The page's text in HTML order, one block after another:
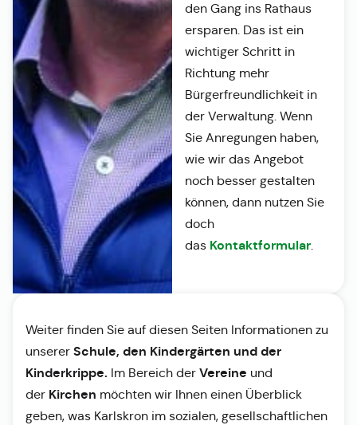
den Gang ins Rathaus
ersparen. Das ist ein
wichtiger Schritt in
Richtung mehr
Bürgerfreundlichkeit in
der Verwaltung. Wenn
Sie Anregungen haben,
wie wir das Angebot
noch besser gestalten
können, dann nutzen Sie
doch
das Kontaktformular.
Weiter finden Sie auf diesen Seiten Informationen zu
unserer Schule, den Kindergärten und der
Kinderkrippe. Im Bereich der Vereine und
der Kirchen möchten wir Ihnen einen Überblick
geben, was Karlskron im sozialen, gesellschaftlichen